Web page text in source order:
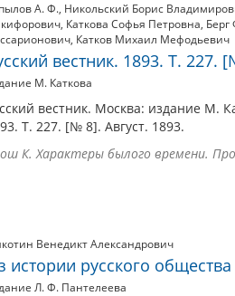
А. Ф., Никольский Борис
, Каткова Софья Петровна,
, Катков Михаил Мефодьевич
вестник. 1893. Т. 227.
М. Каткова
вестник. Москва: издание М.
Т. 227. [№ 8]. Август. 1893.
К. Характеры былого времени.
Венедикт Александрович
истории русского общества
Л. Ф. Пантелеева